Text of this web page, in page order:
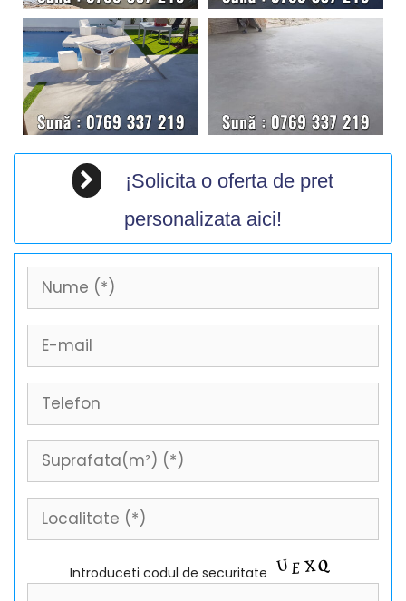
¡Solicita o oferta de pret
personalizata aici!
Introduceti codul de securitate